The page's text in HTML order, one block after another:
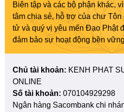
Biên tập và các bộ phận khác,
tâm chia sẻ, hỗ trợ của chư
tử và quý vị yêu mến Đạo Phật
đảm bảo sự hoạt động bền
Chủ tài khoản: KENH PHAT
ONLINE
Số tài khoản: 070104929298
Ngân hàng Sacombank chi